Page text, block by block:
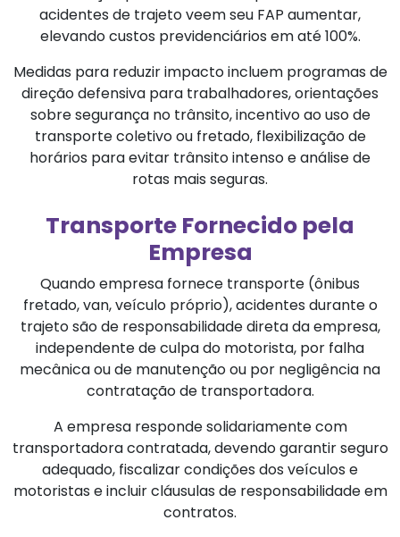
acidentes de trajeto veem seu FAP aumentar,
elevando custos previdenciários em até 100%.
Medidas para reduzir impacto incluem programas de
direção defensiva para trabalhadores, orientações
sobre segurança no trânsito, incentivo ao uso de
transporte coletivo ou fretado, flexibilização de
horários para evitar trânsito intenso e análise de
rotas mais seguras.
Transporte Fornecido pela
Empresa
Quando empresa fornece transporte (ônibus
fretado, van, veículo próprio), acidentes durante o
trajeto são de responsabilidade direta da empresa,
independente de culpa do motorista, por falha
mecânica ou de manutenção ou por negligência na
contratação de transportadora.
A empresa responde solidariamente com
transportadora contratada, devendo garantir seguro
adequado, fiscalizar condições dos veículos e
motoristas e incluir cláusulas de responsabilidade em
contratos.